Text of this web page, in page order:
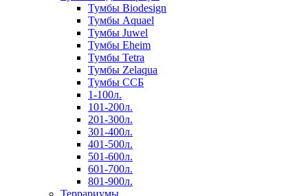
Тумбы Biodesign
Тумбы Aquael
Тумбы Juwel
Тумбы Eheim
Тумбы Tetra
Тумбы Zelaqua
Тумбы ССБ
1-100л.
101-200л.
201-300л.
301-400л.
401-500л.
501-600л.
601-700л.
801-900л.
Террариумы